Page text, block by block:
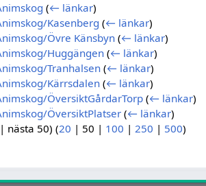
(← länkar)
Kasenberg (← länkar)
Övre Känsbyn (← länkar)
Huggängen (← länkar)
Tranhalsen (← länkar)
Kärrsdalen (← länkar)
ÖversiktGårdarTorp (← länkar)
ÖversiktPlatser (← länkar)
| nästa 50) (20 | 50 | 100 |250 | 500)